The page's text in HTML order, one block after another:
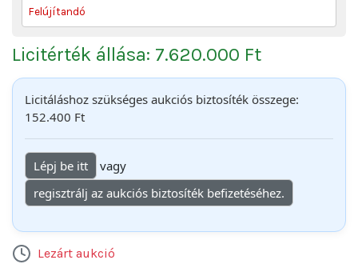
Felújítandó
Licitérték állása: 7.620.000 Ft
Licitáláshoz szükséges aukciós biztosíték összege:
152.400 Ft
Lépj be itt
vagy
regisztrálj az aukciós biztosíték befizetéséhez.
Lezárt aukció